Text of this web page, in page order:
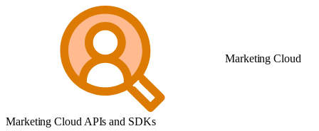
Marketing Cloud
Marketing Cloud APIs and SDKs